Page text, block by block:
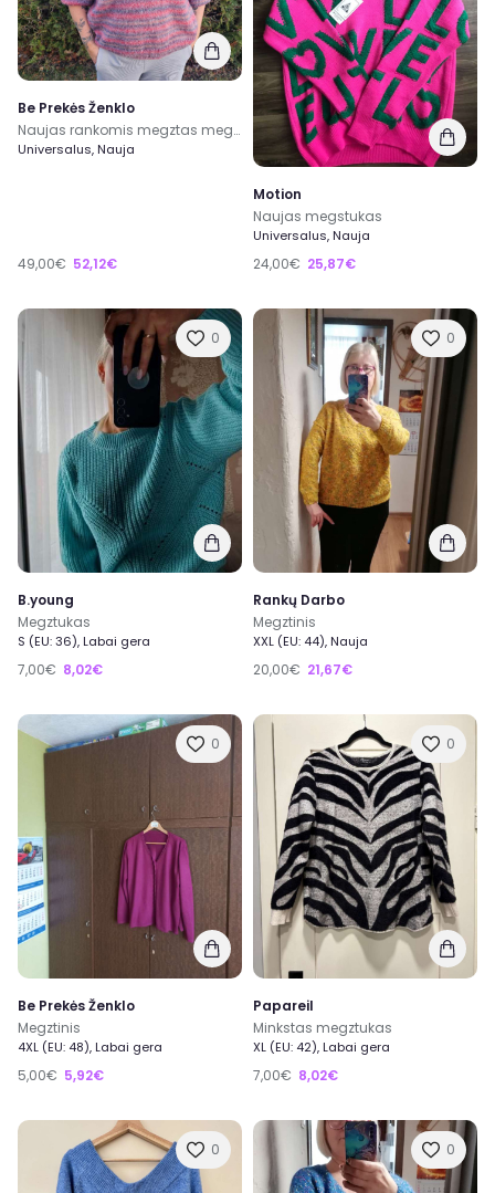
Be Prekės Ženklo
Naujas rankomis megztas megztinis
Universalus, Nauja
49,00€ 52,12€
Motion
Naujas megstukas
Universalus, Nauja
24,00€ 25,87€
0
B.young
Megztukas
S (EU: 36), Labai gera
7,00€ 8,02€
0
Rankų Darbo
Megztinis
XXL (EU: 44), Nauja
20,00€ 21,67€
0
Be Prekės Ženklo
Megztinis
4XL (EU: 48), Labai gera
5,00€ 5,92€
0
Papareil
Minkstas megztukas
XL (EU: 42), Labai gera
7,00€ 8,02€
0 0